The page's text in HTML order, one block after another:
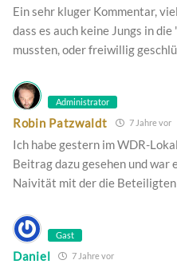
Ein sehr kluger Kommentar,
dass es auch keine Jungs in
mussten, oder freiwillig
Administrator
Robin Patzwaldt 7 Jahre vor
Ich habe gestern im WDR-
Beitrag dazu gesehen und
Naivität mit der die Beteiligten
Gast
Daniel 7 Jahre vor